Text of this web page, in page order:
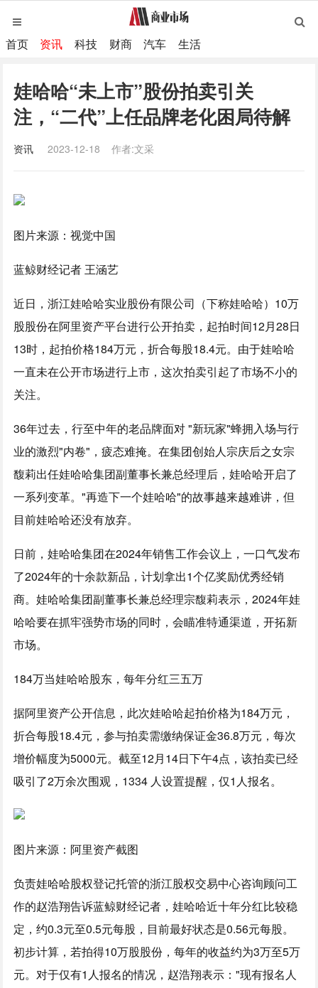
首页 资讯 科技 财商 汽车 生活
娃哈哈“未上市”股份拍卖引关
注，“二代”上任品牌老化困局待解
资讯 2023-12-18 作者:文采
图片来源：视觉中国
蓝鲸财经记者 王涵艺
近日，浙江娃哈哈实业股份有限公司（下称娃哈哈）10万
股股份在阿里资产平台进行公开拍卖，起拍时间12月28日
13时，起拍价格184万元，折合每股18.4元。由于娃哈哈
一直未在公开市场进行上市，这次拍卖引起了市场不小的
关注。
36年过去，行至中年的老品牌面对 "新玩家"蜂拥入场与行
业的激烈"内卷"，疲态难掩。在集团创始人宗庆后之女宗
馥莉出任娃哈哈集团副董事长兼总经理后，娃哈哈开启了
一系列变革。"再造下一个娃哈哈"的故事越来越难讲，但
目前娃哈哈还没有放弃。
日前，娃哈哈集团在2024年销售工作会议上，一口气发布
了2024年的十余款新品，计划拿出1个亿奖励优秀经销
商。娃哈哈集团副董事长兼总经理宗馥莉表示，2024年娃
哈哈要在抓牢强势市场的同时，会瞄准特通渠道，开拓新
市场。
184万当娃哈哈股东，每年分红三五万
据阿里资产公开信息，此次娃哈哈起拍价格为184万元，
折合每股18.4元，参与拍卖需缴纳保证金36.8万元，每次
增价幅度为5000元。截至12月14日下午4点，该拍卖已经
吸引了2万余次围观，1334 人设置提醒，仅1人报名。
图片来源：阿里资产截图
负责娃哈哈股权登记托管的浙江股权交易中心咨询顾问工
作的赵浩翔告诉蓝鲸财经记者，娃哈哈近十年分红比较稳
定，约0.3元至0.5元每股，目前最好状态是0.56元每股。
初步计算，若拍得10万股股份，每年的收益约为3万至5万
元。对于仅有1人报名的情况，赵浩翔表示："现有报名人